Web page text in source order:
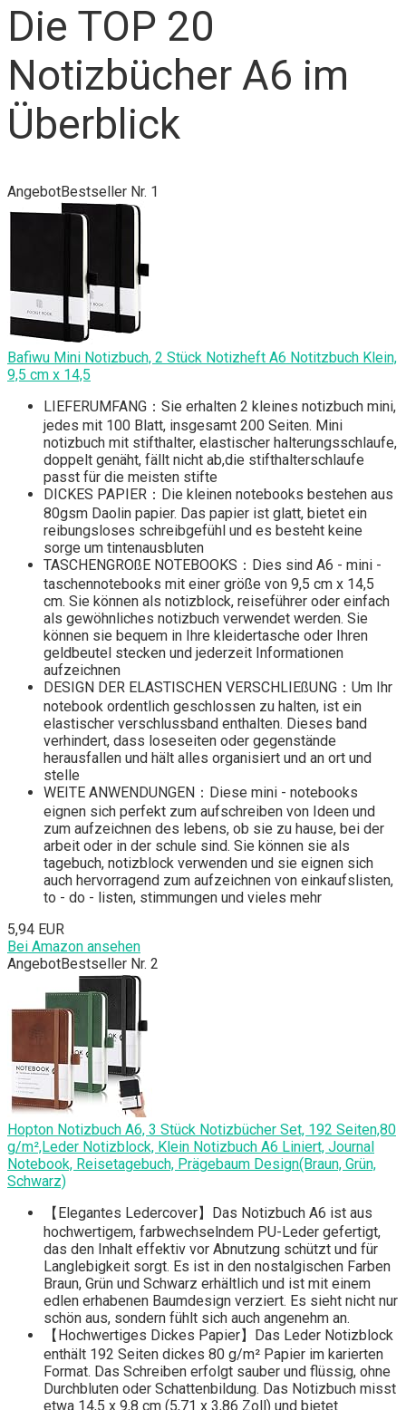
Die TOP 20
Notizbücher A6 im
Überblick
AngebotBestseller Nr. 1
Bafiwu Mini Notizbuch, 2 Stück Notizheft A6 Notitzbuch Klein,
9,5 cm x 14,5
LIEFERUMFANG：Sie erhalten 2 kleines notizbuch mini,
jedes mit 100 Blatt, insgesamt 200 Seiten. Mini
notizbuch mit stifthalter, elastischer halterungsschlaufe,
doppelt genäht, fällt nicht ab,die stifthalterschlaufe
passt für die meisten stifte
DICKES PAPIER：Die kleinen notebooks bestehen aus
80gsm Daolin papier. Das papier ist glatt, bietet ein
reibungsloses schreibgefühl und es besteht keine
sorge um tintenausbluten
TASCHENGROßE NOTEBOOKS：Dies sind A6 - mini -
taschennotebooks mit einer größe von 9,5 cm x 14,5
cm. Sie können als notizblock, reiseführer oder einfach
als gewöhnliches notizbuch verwendet werden. Sie
können sie bequem in Ihre kleidertasche oder Ihren
geldbeutel stecken und jederzeit Informationen
aufzeichnen
DESIGN DER ELASTISCHEN VERSCHLIEßUNG：Um Ihr
notebook ordentlich geschlossen zu halten, ist ein
elastischer verschlussband enthalten. Dieses band
verhindert, dass loseseiten oder gegenstände
herausfallen und hält alles organisiert und an ort und
stelle
WEITE ANWENDUNGEN：Diese mini - notebooks
eignen sich perfekt zum aufschreiben von Ideen und
zum aufzeichnen des lebens, ob sie zu hause, bei der
arbeit oder in der schule sind. Sie können sie als
tagebuch, notizblock verwenden und sie eignen sich
auch hervorragend zum aufzeichnen von einkaufslisten,
to - do - listen, stimmungen und vieles mehr
5,94 EUR
Bei Amazon ansehen
AngebotBestseller Nr. 2
Hopton Notizbuch A6, 3 Stück Notizbücher Set, 192 Seiten,80
g/m²,Leder Notizblock, Klein Notizbuch A6 Liniert, Journal
Notebook, Reisetagebuch, Prägebaum Design(Braun, Grün,
Schwarz)
【Elegantes Ledercover】Das Notizbuch A6 ist aus
hochwertigem, farbwechselndem PU-Leder gefertigt,
das den Inhalt effektiv vor Abnutzung schützt und für
Langlebigkeit sorgt. Es ist in den nostalgischen Farben
Braun, Grün und Schwarz erhältlich und ist mit einem
edlen erhabenen Baumdesign verziert. Es sieht nicht nur
schön aus, sondern fühlt sich auch angenehm an.
【Hochwertiges Dickes Papier】Das Leder Notizblock
enthält 192 Seiten dickes 80 g/m² Papier im karierten
Format. Das Schreiben erfolgt sauber und flüssig, ohne
Durchbluten oder Schattenbildung. Das Notizbuch misst
etwa 14,5 x 9,8 cm (5,71 x 3,86 Zoll) und bietet